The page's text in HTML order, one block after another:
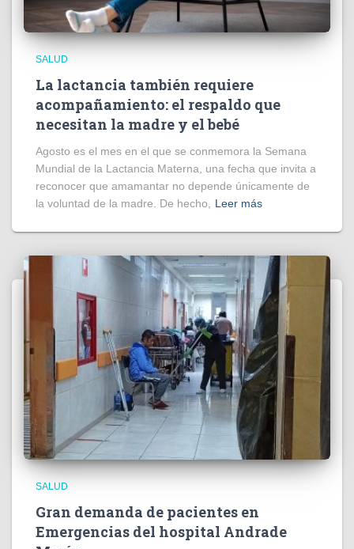
SALUD
La lactancia también requiere
acompañamiento: el respaldo que
necesitan la madre y el bebé
Agosto es el mes en el que se conmemora la Semana
Mundial de la Lactancia Materna, una fecha que invita a
reconocer que amamantar no depende únicamente de
la voluntad de la madre. De hecho,
Leer más
SALUD
Gran demanda de pacientes en
Emergencias del hospital Andrade